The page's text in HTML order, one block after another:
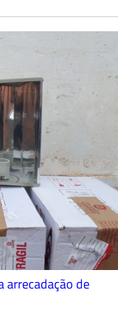
arrecadação de